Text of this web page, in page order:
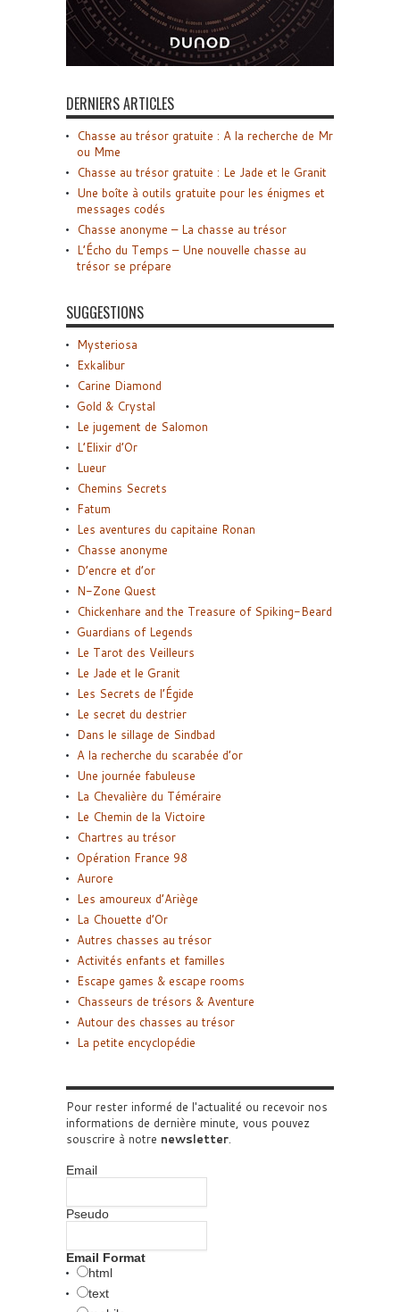
DERNIERS ARTICLES
Chasse au trésor gratuite : A la recherche de Mr
ou Mme
Chasse au trésor gratuite : Le Jade et le Granit
Une boîte à outils gratuite pour les énigmes et
messages codés
Chasse anonyme – La chasse au trésor
L’Écho du Temps – Une nouvelle chasse au
trésor se prépare
SUGGESTIONS
Mysteriosa
Exkalibur
Carine Diamond
Gold & Crystal
Le jugement de Salomon
L’Elixir d’Or
Lueur
Chemins Secrets
Fatum
Les aventures du capitaine Ronan
Chasse anonyme
D’encre et d’or
N-Zone Quest
Chickenhare and the Treasure of Spiking-Beard
Guardians of Legends
Le Tarot des Veilleurs
Le Jade et le Granit
Les Secrets de l’Égide
Le secret du destrier
Dans le sillage de Sindbad
A la recherche du scarabée d’or
Une journée fabuleuse
La Chevalière du Téméraire
Le Chemin de la Victoire
Chartres au trésor
Opération France 98
Aurore
Les amoureux d’Ariège
La Chouette d’Or
Autres chasses au trésor
Activités enfants et familles
Escape games & escape rooms
Chasseurs de trésors & Aventure
Autour des chasses au trésor
La petite encyclopédie
Pour rester informé de l'actualité ou recevoir nos
informations de dernière minute, vous pouvez
souscrire à notre newsletter.
Email
Pseudo
Email Format
html
text